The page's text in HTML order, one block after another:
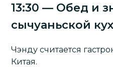
13:30 — Обед и
сычуаньской
Чэнду считается
Китая.